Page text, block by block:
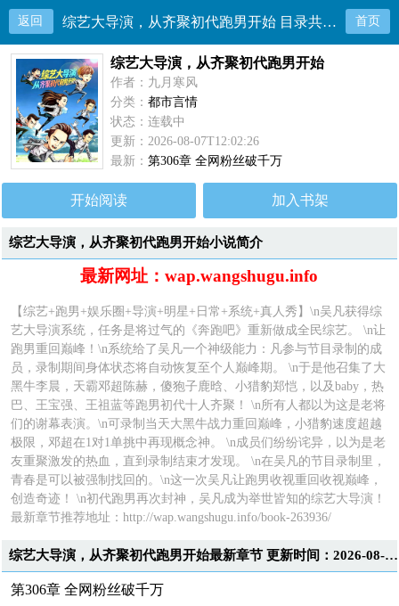
返回 综艺大导演，从齐聚初代跑男开始 目录共306章 首页
综艺大导演，从齐聚初代跑男开始
作者：九月寒风
分类：都市言情
状态：连载中
更新：2026-08-07T12:02:26
最新：第306章 全网粉丝破千万
开始阅读 加入书架
综艺大导演，从齐聚初代跑男开始小说简介
最新网址：wap.wangshugu.info
【综艺+跑男+娱乐圈+导演+明星+日常+系统+真人秀】\n吴凡获得综
艺大导演系统，任务是将过气的《奔跑吧》重新做成全民综艺。 \n让
跑男重回巅峰！\n系统给了吴凡一个神级能力：凡参与节目录制的成
员，录制期间身体状态将自动恢复至个人巅峰期。 \n于是他召集了大
黑牛李晨，天霸邓超陈赫，傻狍子鹿晗、小猎豹郑恺，以及baby，热
巴、王宝强、王祖蓝等跑男初代十人齐聚！ \n所有人都以为这是老将
们的谢幕表演。\n可录制当天大黑牛战力重回巅峰，小猎豹速度超越
极限，邓超在1对1单挑中再现概念神。 \n成员们纷纷诧异，以为是老
友重聚激发的热血，直到录制结束才发现。 \n在吴凡的节目录制里，
青春是可以被强制找回的。\n这一次吴凡让跑男收视重回收视巅峰，
创造奇迹！ \n初代跑男再次封神，吴凡成为举世皆知的综艺大导演！
最新章节推荐地址：http://wap.wangshugu.info/book-263936/
综艺大导演，从齐聚初代跑男开始最新章节 更新时间：2026-08-07T12:02:26
第306章 全网粉丝破千万